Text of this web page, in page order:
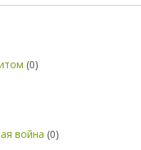
(0)
война (0)